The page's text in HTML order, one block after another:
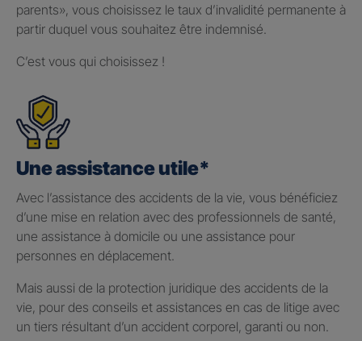
parents», vous choisissez le taux d’invalidité permanente à
partir duquel vous souhaitez être indemnisé.
C’est vous qui choisissez !
Une assistance utile*
Avec l’assistance des accidents de la vie, vous bénéficiez
d’une mise en relation avec des professionnels de santé,
une assistance à domicile ou une assistance pour
personnes en déplacement.
Mais aussi de la protection juridique des accidents de la
vie, pour des conseils et assistances en cas de litige avec
un tiers résultant d’un accident corporel, garanti ou non.